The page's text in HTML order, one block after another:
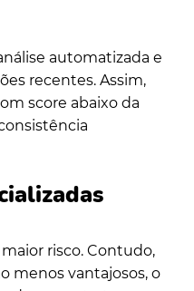
automatizada e
recentes. Assim,
score abaixo da
risco. Contudo,
menos vantajosos, o